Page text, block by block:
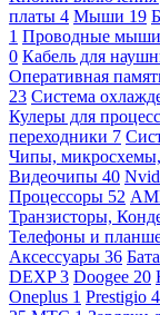
платы 4 Мыши 19
1 Проводные мыши
0 Кабель для
Оперативная
23 Система
Кулеры для
переходники 7
Чипы,
Видеочипы 40
Процессоры 52
Транзисторы,
Телефоны и
Аксессуары 36
DEXP3 Doogee 20
Oneplus 1 Prestigio 4